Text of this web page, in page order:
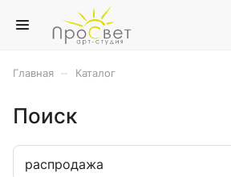
Главная Каталог
Поиск